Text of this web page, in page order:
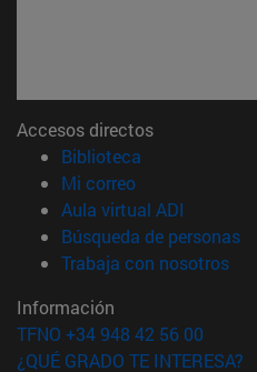
Accesos directos
Biblioteca
Mi correo(abre en nueva
Aula virtual ADI
Búsqueda de personas
Trabaja con nosotros
Información
TFNO +34 948 42 56 00
¿QUÉ GRADO TE INTERESA?